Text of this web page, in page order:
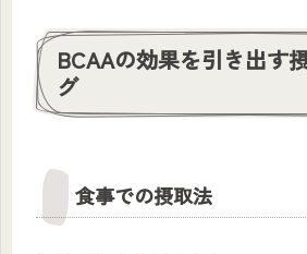
BCAAの効果を引き出す
グ
食事での摂取法